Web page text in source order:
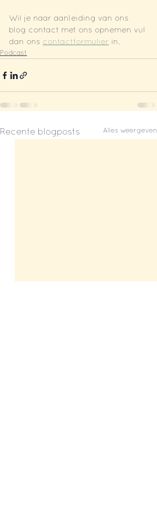
Wil je naar aanleiding van ons
blog contact met ons opnemen vul
dan ons contactformulier in.
Podcast
Recente blogposts Alles weergeven